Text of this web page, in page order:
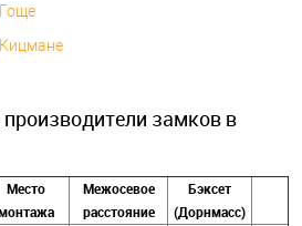
замков в
Место
Межосевое
расстояние
Бэксет
(Дорнмасс)